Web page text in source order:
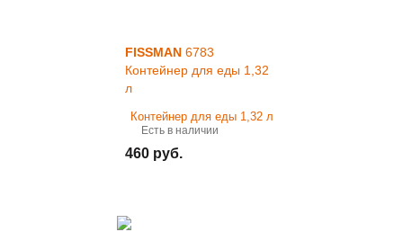
FISSMAN 6783
Контейнер для еды 1,32
л
Есть в наличии
460 руб.